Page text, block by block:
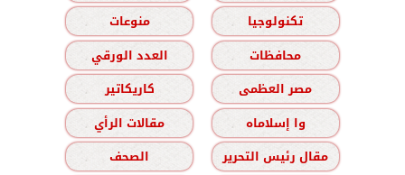
تكنولوجيا
منوعات
محافظات
العدد الورقي
مصر العظمى
كاريكاتير
وا إسلاماه
مقالات الرأي
مقال رئيس التحرير
الصحف